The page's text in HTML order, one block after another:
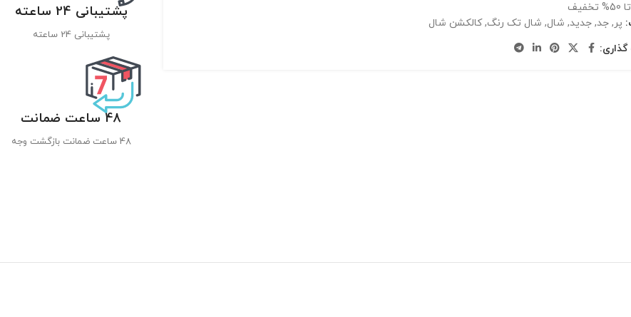
تا 50% تخفیف
پر, جد, جدید, شال, شال تک رنگ, کالکشن شال
گذاری:
پشتیبانی 24 ساعته
پشتیبانی 24 ساعته
48 ساعت ضمانت
48 ساعت ضمانت بازگشت وجه